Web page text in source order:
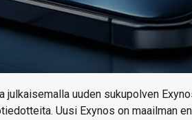
julkaisemalla uuden sukupolven
Uusi Exynos on maailman